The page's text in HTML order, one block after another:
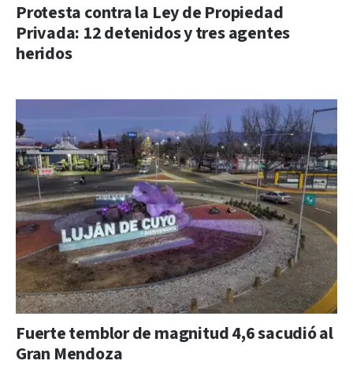
Protesta contra la Ley de Propiedad
Privada: 12 detenidos y tres agentes
heridos
Fuerte temblor de magnitud 4,6 sacudió al
Gran Mendoza